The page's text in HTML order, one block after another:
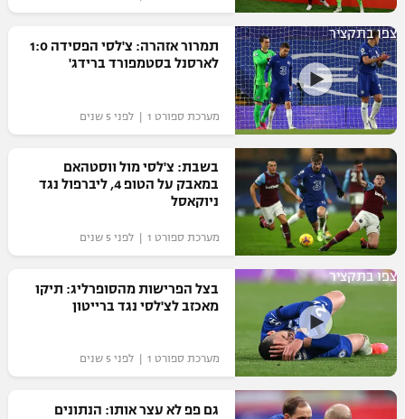
רשיון להקרנה פומבית לבית עסק
הצטרפות לחבילת הערוצים
לוח דרושים – ג'ובנט
תגיות
המגזין
צפו בתקציר
תמרור אזהרה: צ'לסי הפסידה 1:0
לארסנל בסטמפורד ברידג'
מערכת ספורט 1 | לפני 5 שנים
בשבת: צ'לסי מול ווסטהאם
במאבק על הטופ 4, ליברפול נגד
ניוקאסל
מערכת ספורט 1 | לפני 5 שנים
צפו בתקציר
בצל הפרישות מהסופרליג: תיקו
מאכזב לצ'לסי נגד ברייטון
מערכת ספורט 1 | לפני 5 שנים
גם פפ לא עצר אותו: הנתונים